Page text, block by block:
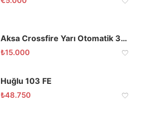
Aksa Crossfire Yarı Otomatik 36 Kalibre Av Tüfeği
₺15.000
Huğlu 103 FE
₺48.750